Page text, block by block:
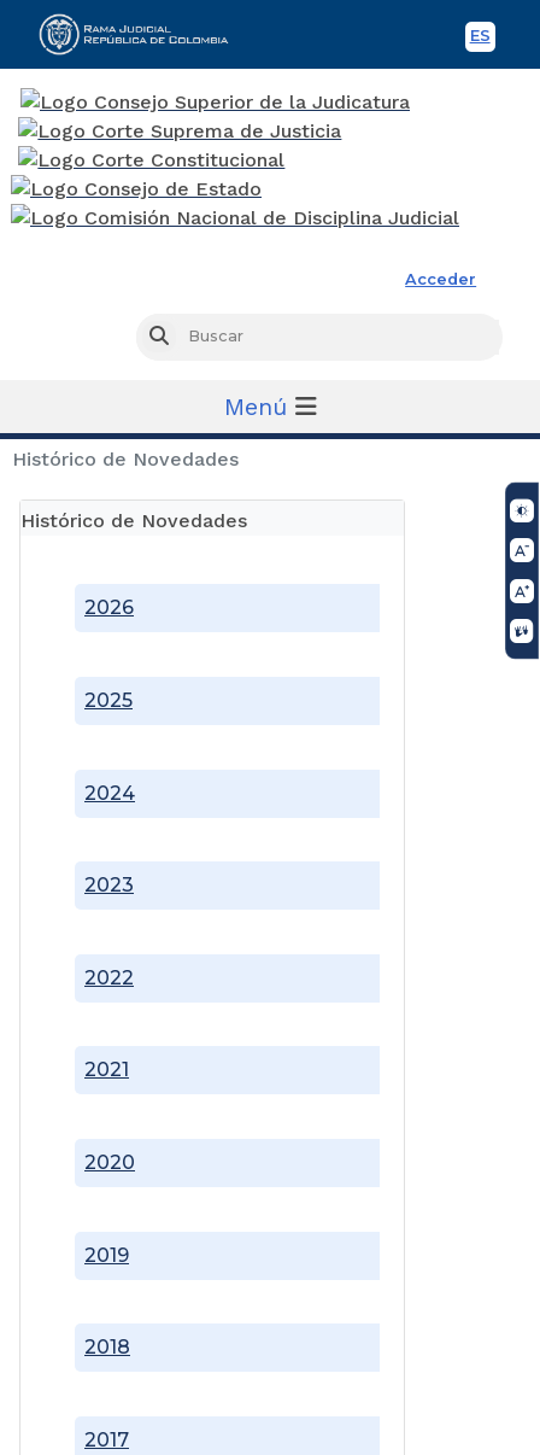
ES
Acceder
Buscar
Menú
Histórico de Novedades
Histórico de Novedades
2017
2018
2019
2020
2021
2022
2023
2024
2025
2026